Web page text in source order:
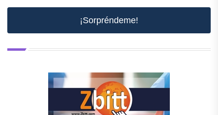
¡Sorpréndeme!